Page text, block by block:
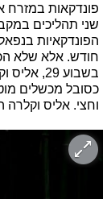
פונדקאות במזרח
שני תהליכים
הפונדקאיות
חודש. אלא שלא
כסובל מכשלים
וחצי. אליס וקלרה